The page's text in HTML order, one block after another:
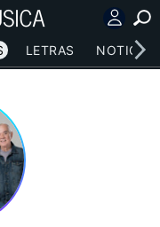
LETRAS NOTICIAS